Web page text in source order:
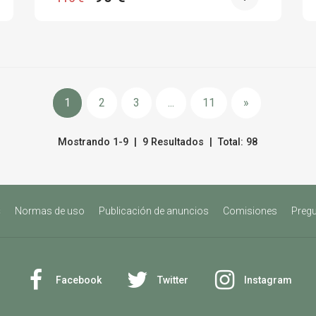
1 2 3 ... 11 »
Mostrando 1-9 | 9 Resultados | Total: 98
Normas de uso Publicación de anuncios Comisiones
Facebook Twitter Instagram